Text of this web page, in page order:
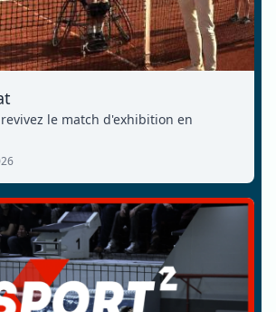
le match d'exhibition en